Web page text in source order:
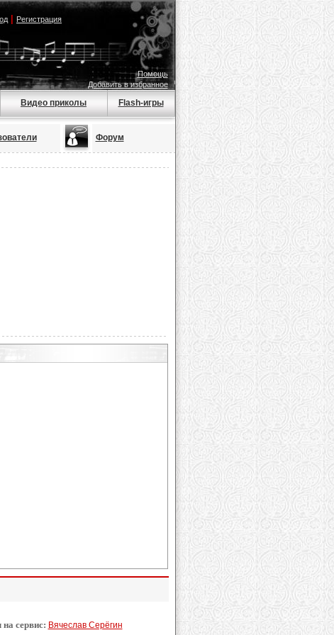
| Регистрация
Помощь
Добавить в избранное
Видео приколы Flash-игры
Форум
на сервис: Вячеслав Серёгин